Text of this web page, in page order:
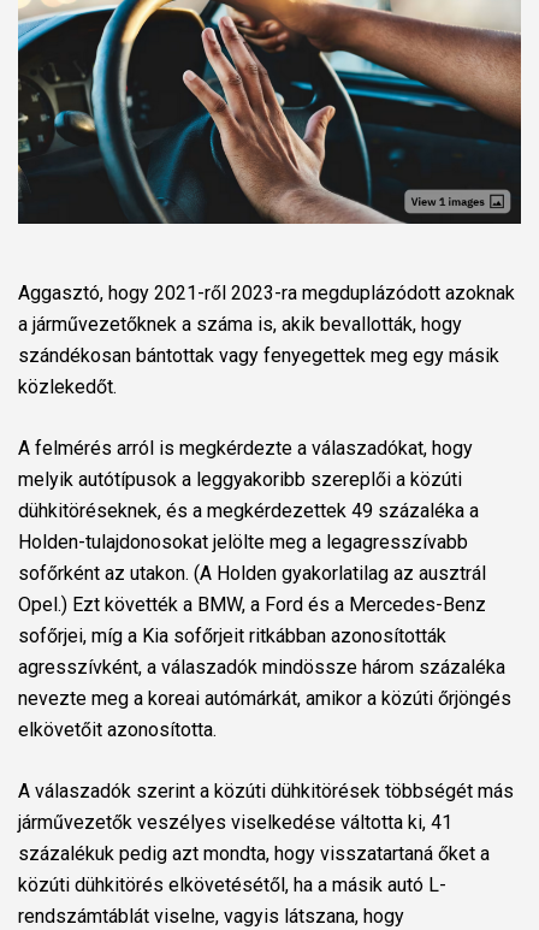
Aggasztó, hogy 2021-ről 2023-ra megduplázódott azoknak
a járművezetőknek a száma is, akik bevallották, hogy
szándékosan bántottak vagy fenyegettek meg egy másik
közlekedőt.
A felmérés arról is megkérdezte a válaszadókat, hogy
melyik autótípusok a leggyakoribb szereplői a közúti
dühkitöréseknek, és a megkérdezettek 49 százaléka a
Holden-tulajdonosokat jelölte meg a legagresszívabb
sofőrként az utakon. (A Holden gyakorlatilag az ausztrál
Opel.) Ezt követték a BMW, a Ford és a Mercedes-Benz
sofőrjei, míg a Kia sofőrjeit ritkábban azonosították
agresszívként, a válaszadók mindössze három százaléka
nevezte meg a koreai autómárkát, amikor a közúti őrjöngés
elkövetőit azonosította.
A válaszadók szerint a közúti dühkitörések többségét más
járművezetők veszélyes viselkedése váltotta ki, 41
százalékuk pedig azt mondta, hogy visszatartaná őket a
közúti dühkitörés elkövetésétől, ha a másik autó L-
rendszámtáblát viselne, vagyis látszana, hogy